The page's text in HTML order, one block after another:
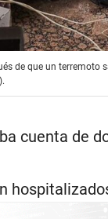
de que un terremoto
cuenta de